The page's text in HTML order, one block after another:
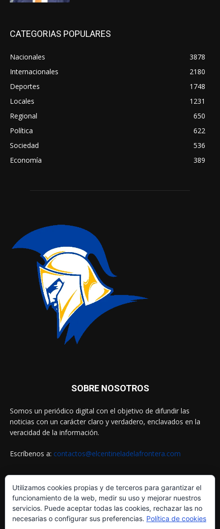
CATEGORIAS POPULARES
Nacionales
3878
Internacionales
2180
Deportes
1748
Locales
1231
Regional
650
Política
622
Sociedad
536
Economía
389
SOBRE NOSOTROS
Somos un periódico digital con el objetivo de difundir las
noticias con un carácter claro y verdadero, enclavados en la
veracidad de la información.
Escríbenos a: contactos@elcentineladelafrontera.com
SIGUENOS EN
Utilizamos cookies propias y de terceros para garantizar el
funcionamiento de la web, medir su uso y mejorar nuestros
servicios. Puede aceptar todas las cookies, rechazar las no
necesarias o configurar sus preferencias. Política de cookies